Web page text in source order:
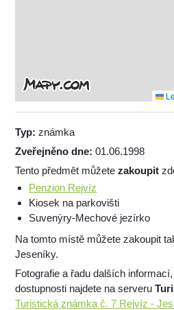
Typ:známka
Zveřejněno dne:01.06.1998
Tento předmět můžetezakoupit
Penzion Rejvíz
Kiosek na parkovišti
Suvenýry-Mechové jezírko
Na tomto místě můžete zakoupit
Jeseníky.
Fotografie a řadu dalších
dostupnosti najdete na serveru
Turistická známka č. 7 Rejvíz -